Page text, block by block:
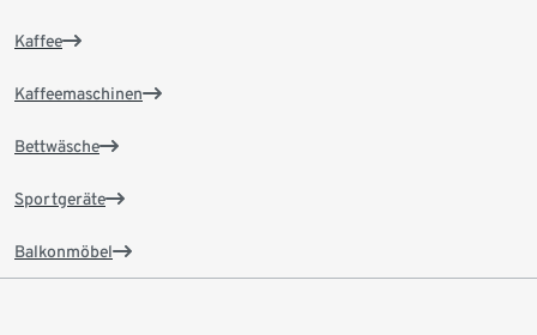
Kaffee
Kaffeemaschinen
Bettwäsche
Sportgeräte
Balkonmöbel